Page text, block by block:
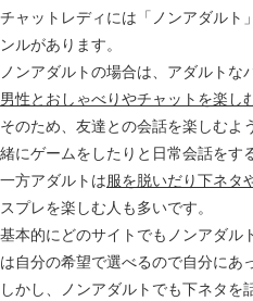
チャットレディには「ノンアダルト
ンルがあります。
ノンアダルトの場合は、アダルトな
男性とおしゃべりやチャットを楽し
そのため、友達との会話を楽しむ
緒にゲームをしたりと日常会話をす
一方アダルトは服を脱いだり下ネタ
スプレを楽しむ人も多いです。
基本的にどのサイトでもノンアダル
は自分の希望で選べるので自分にあ
しかし、ノンアダルトでも下ネタ